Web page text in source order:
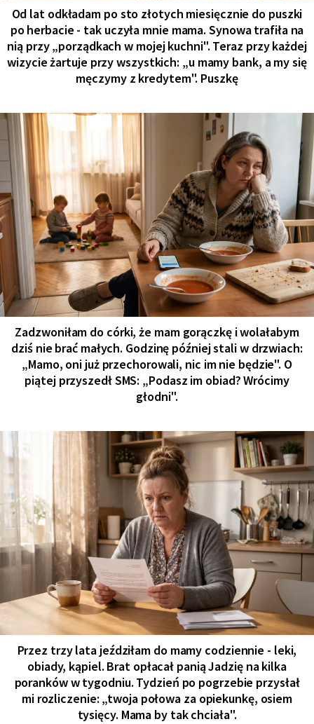
Od lat odkładam po sto złotych miesięcznie do puszki
po herbacie - tak uczyła mnie mama. Synowa trafiła na
nią przy „porządkach w mojej kuchni". Teraz przy każdej
wizycie żartuje przy wszystkich: „u mamy bank, a my się
męczymy z kredytem". Puszkę
Zadzwoniłam do córki, że mam gorączkę i wolałabym
dziś nie brać małych. Godzinę później stali w drzwiach:
„Mamo, oni już przechorowali, nic im nie będzie". O
piątej przyszedł SMS: „Podasz im obiad? Wrócimy
głodni".
Przez trzy lata jeździłam do mamy codziennie - leki,
obiady, kąpiel. Brat opłacał panią Jadzię na kilka
poranków w tygodniu. Tydzień po pogrzebie przysłał
mi rozliczenie: „twoja połowa za opiekunkę, osiem
tysięcy. Mama by tak chciała".